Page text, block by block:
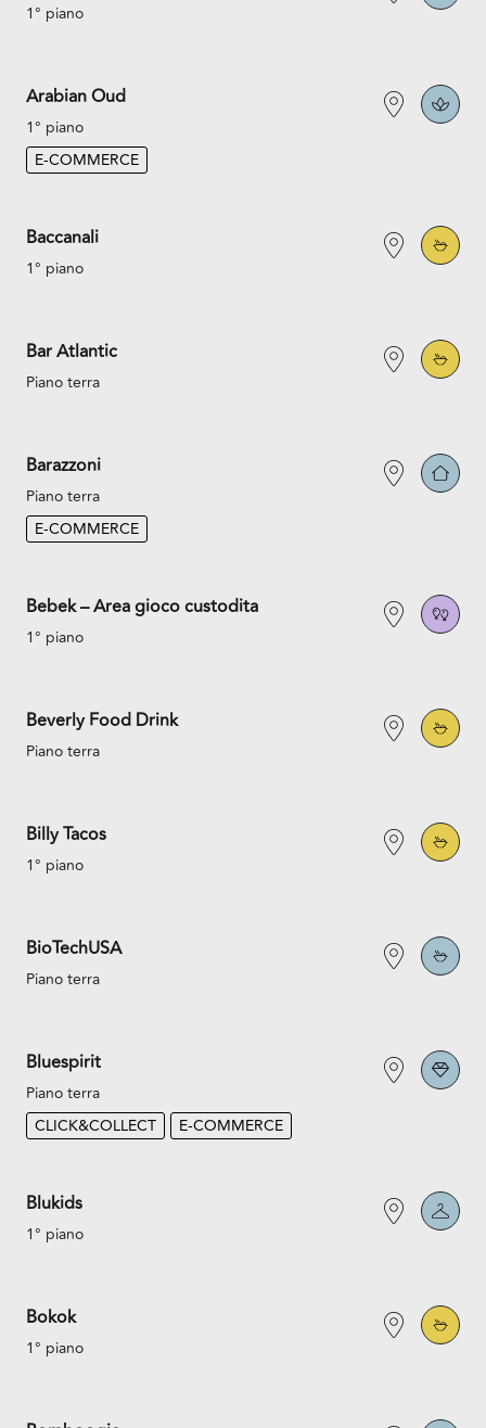
1° piano
Arabian Oud
1° piano
E-COMMERCE
Baccanali
1° piano
Bar Atlantic
Piano terra
Barazzoni
Piano terra
E-COMMERCE
Bebek – Area gioco custodita
1° piano
Beverly Food Drink
Piano terra
Billy Tacos
1° piano
BioTechUSA
Piano terra
Bluespirit
Piano terra
CLICK&COLLECT
E-COMMERCE
Blukids
1° piano
Bokok
1° piano